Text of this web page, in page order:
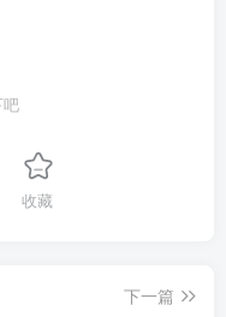
吧
收藏
下一篇